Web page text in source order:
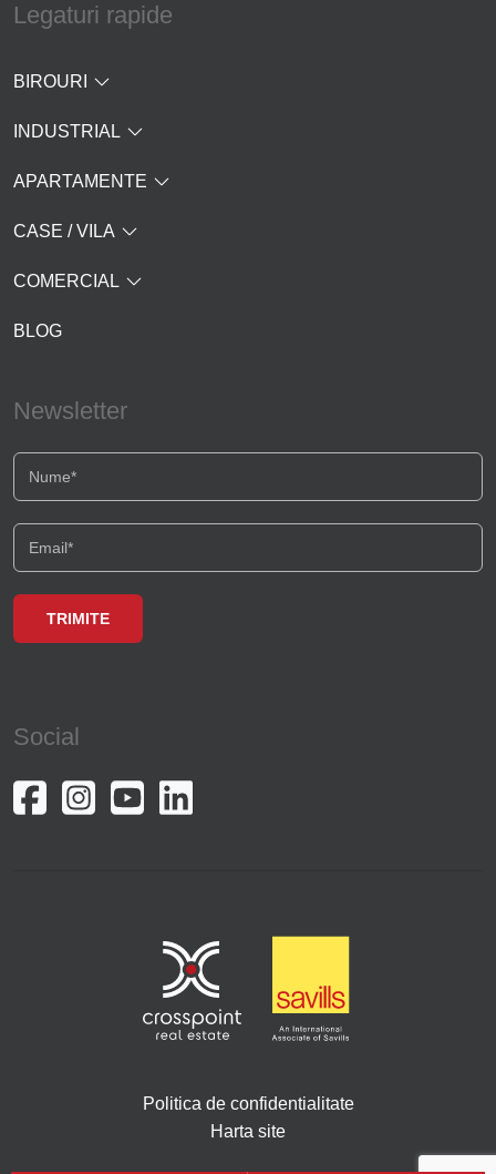
Legaturi rapide
BIROURI
INDUSTRIAL
APARTAMENTE
CASE / VILA
COMERCIAL
BLOG
Newsletter
Social
Politica de confidentialitate
Harta site